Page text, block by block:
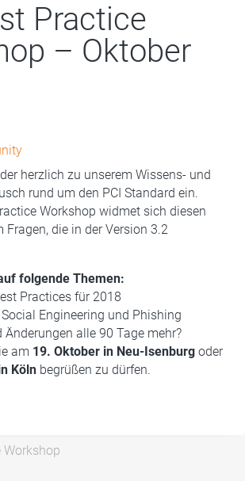
Practice
– Oktober
herzlich zu unserem Wissens- und
rund um den PCI Standard ein.
Workshop widmet sich diesen
Fragen, die in der Version 3.2
folgende Themen:
Practices für 2018
Social Engineering und Phishing
Änderungen alle 90 Tage mehr?
am 19. Oktober in Neu-Isenburg oder
Köln begrüßen zu dürfen.
Workshop